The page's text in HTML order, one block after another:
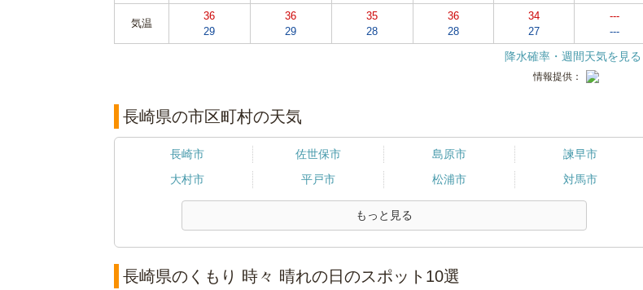
気温
36
29
36
29
35
28
36
28
34
27
---
---
降水確率・週間天気を見る
情報提供：
長崎県の市区町村の天気
長崎市 佐世保市 島原市
諫早市
大村市
平戸市 松浦市 対馬市
もっと見る
長崎県のくもり 時々 晴れの日のスポット10選